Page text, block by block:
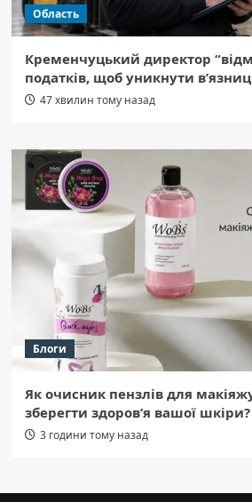
Область
Кременчуцький директор
податків, щоб уникнути
47 хвилин тому назад
Блоги
Як очисник пензлів для
зберегти здоров’я вашої шкіри?
3 години тому назад